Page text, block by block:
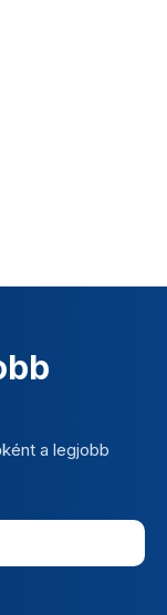
a legjobb